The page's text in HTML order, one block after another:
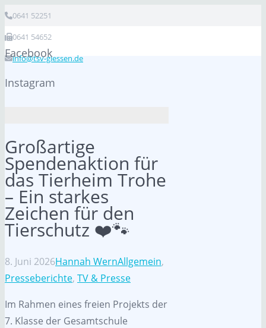
0641 52251
0641 54652
info@tsv-giessen.de
Facebook
Instagram
Großartige
Spendenaktion für
das Tierheim Trohe
– Ein starkes
Zeichen für den
Tierschutz ❤️🐾
8. Juni 2026Hannah WernAllgemein,
Presseberichte, TV & Presse
Im Rahmen eines freien Projekts der
7. Klasse der Gesamtschule